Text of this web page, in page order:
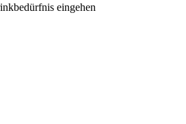
eingehen